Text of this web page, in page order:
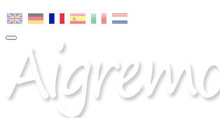
MENU
PRINCIPAL